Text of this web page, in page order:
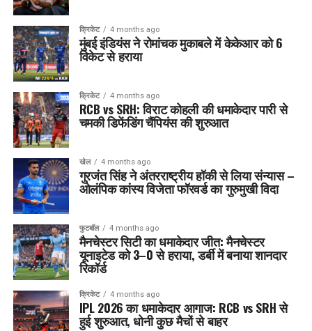
क्रिकेट 4 months ago
मुंबई इंडियंस ने रोमांचक मुकाबले में केकेआर को 6
विकेट से हराया
क्रिकेट 4 months ago
RCB vs SRH: विराट कोहली की धमाकेदार पारी से
चमकी डिफेंडिंग चैंपियंस की शुरुआत
खेल 4 months ago
गुरजंत सिंह ने अंतरराष्ट्रीय हॉकी से लिया संन्यास –
ओलंपिक कांस्य विजेता फॉरवर्ड का गुरुमुखी विदा
फुटबॉल 4 months ago
मैनचेस्टर सिटी का धमाकेदार जीत: मैनचेस्टर
यूनाइटेड को 3–0 से हराया, डर्बी में बनाया शानदार
रिकॉर्ड
क्रिकेट 4 months ago
IPL 2026 का धमाकेदार आगाज: RCB vs SRH से
हुई शुरुआत, धोनी कुछ मैचों से बाहर